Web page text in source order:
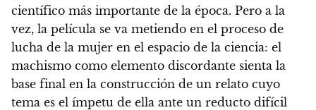
científico más importante de la época. Pero a la
vez, la película se va metiendo en el proceso de
lucha de la mujer en el espacio de la ciencia: el
machismo como elemento discordante sienta la
base final en la construcción de un relato cuyo
tema es el ímpetu de ella ante un reducto difícil